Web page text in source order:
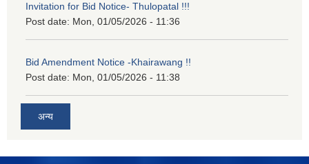
Invitation for Bid Notice- Thulopatal !!!
Post date: Mon, 01/05/2026 - 11:36
Bid Amendment Notice -Khairawang !!
Post date: Mon, 01/05/2026 - 11:38
अन्य